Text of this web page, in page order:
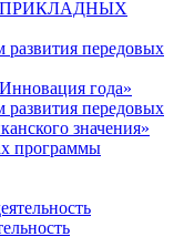
передовых
года»
передовых
значения»
программы